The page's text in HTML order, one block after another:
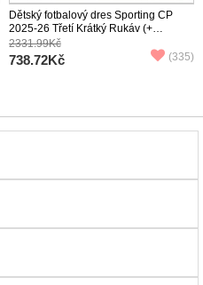
Dětský fotbalový dres Sporting CP
2025-26 Třetí Krátký Rukáv (+
trenýrky)
2331.99Kč
738.72Kč (335)